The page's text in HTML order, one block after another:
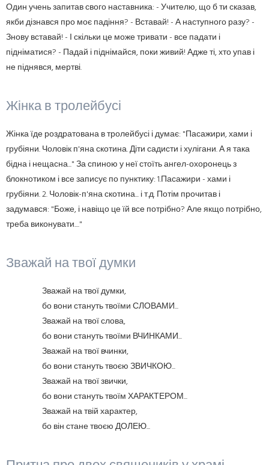
Один учень запитав свого наставника: - Учителю, що б ти сказав,
якби дізнався про моє падіння? - Вставай! - А наступного разу? -
Знову вставай! - І скільки це може тривати - все падати і
підніматися? - Падай і піднімайся, поки живий! Адже ті, хто упав і
не піднявся, мертві.
Жінка в тролейбусі
Жінка їде роздратована в тролейбусі і думає: "Пасажири, хами і
грубіяни. Чоловік п'яна скотина. Діти садисти і хулігани. А я така
бідна і нещасна..." За спиною у неї стоїть ангел-охоронець з
блокнотиком і все записує по пунктику: 1.Пасажири - хами і
грубіяни. 2. Чоловік-п'яна скотина... і т.д. Потім прочитав і
задумався: "Боже, і навіщо це їй все потрібно? Але якщо потрібно,
треба виконувати...."
Зважай на твої думки
Зважай на твої думки,
бо вони стануть твоїми СЛОВАМИ...
Зважай на твої слова,
бо вони стануть твоїми ВЧИНКАМИ...
Зважай на твої вчинки,
бо вони стануть твоєю ЗВИЧКОЮ...
Зважай на твої звички,
бо вони стануть твоїм ХАРАКТЕРОМ...
Зважай на твій характер,
бо він стане твоєю ДОЛЕЮ...